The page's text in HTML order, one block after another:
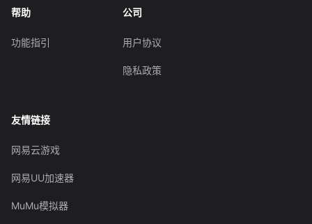
帮助
功能指引
公司
用户协议
隐私政策
友情链接
网易云游戏
网易UU加速器
MuMu模拟器